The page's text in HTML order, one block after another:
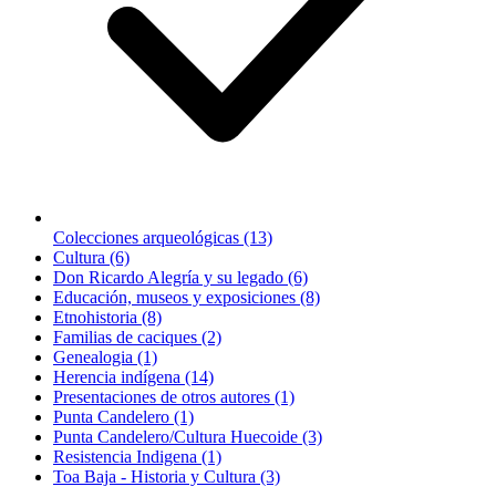
Colecciones arqueológicas (13)
Cultura (6)
Don Ricardo Alegría y su legado (6)
Educación, museos y exposiciones (8)
Etnohistoria (8)
Familias de caciques (2)
Genealogia (1)
Herencia indígena (14)
Presentaciones de otros autores (1)
Punta Candelero (1)
Punta Candelero/Cultura Huecoide (3)
Resistencia Indigena (1)
Toa Baja - Historia y Cultura (3)